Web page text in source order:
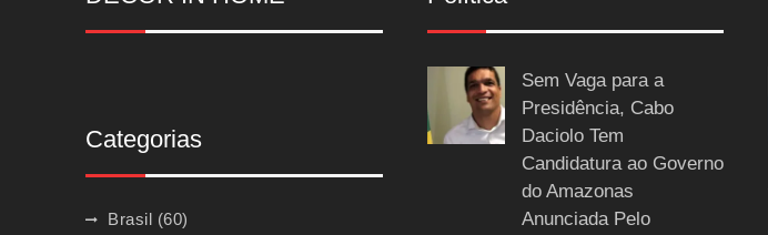
Categorias
Brasil (60)
Sem Vaga para a
Presidência, Cabo
Daciolo Tem
Candidatura ao Governo
do Amazonas
Anunciada Pelo